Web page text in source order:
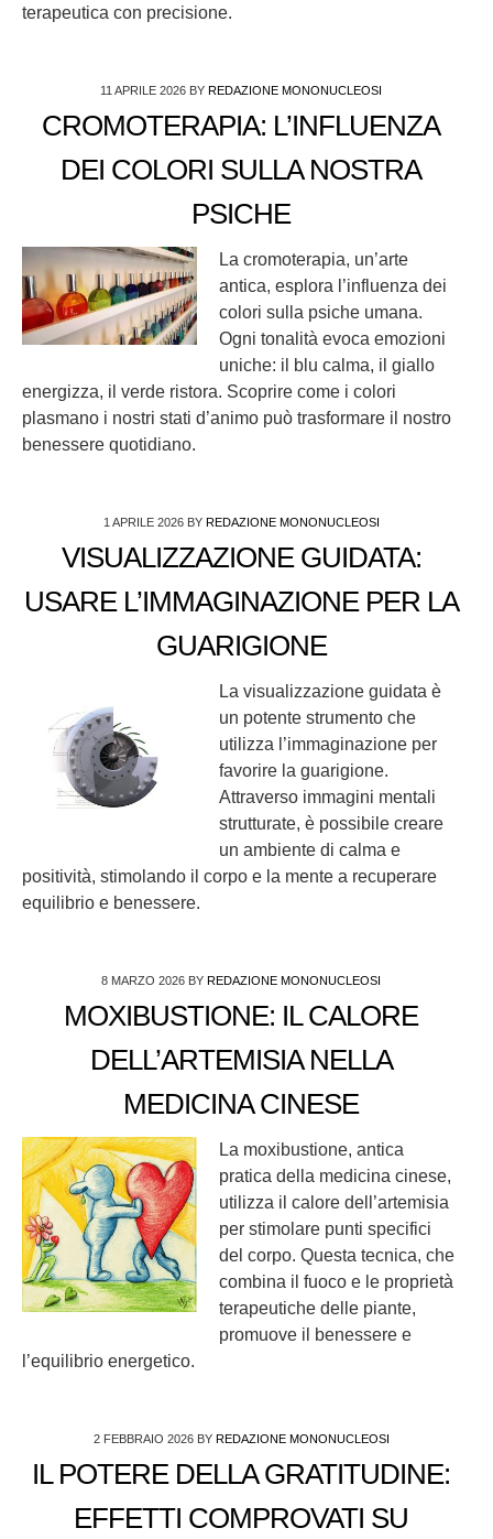
terapeutica con precisione.
11 APRILE 2026 BY REDAZIONE MONONUCLEOSI
CROMOTERAPIA: L’INFLUENZA
DEI COLORI SULLA NOSTRA
PSICHE
La cromoterapia, un’arte
antica, esplora l’influenza dei
colori sulla psiche umana.
Ogni tonalità evoca emozioni
uniche: il blu calma, il giallo
energizza, il verde ristora. Scoprire come i colori
plasmano i nostri stati d’animo può trasformare il nostro
benessere quotidiano.
1 APRILE 2026BY REDAZIONE MONONUCLEOSI
VISUALIZZAZIONE GUIDATA:
USARE L’IMMAGINAZIONE PER LA
GUARIGIONE
La visualizzazione guidata è
un potente strumento che
utilizza l’immaginazione per
favorire la guarigione.
Attraverso immagini mentali
strutturate, è possibile creare
un ambiente di calma e
positività, stimolando il corpo e la mente a recuperare
equilibrio e benessere.
8 MARZO 2026 BY REDAZIONE MONONUCLEOSI
MOXIBUSTIONE: IL CALORE
DELL’ARTEMISIA NELLA
MEDICINA CINESE
La moxibustione, antica
pratica della medicina cinese,
utilizza il calore dell’artemisia
per stimolare punti specifici
del corpo. Questa tecnica, che
combina il fuoco e le proprietà
terapeutiche delle piante,
promuove il benessere e
l’equilibrio energetico.
2 FEBBRAIO 2026BY REDAZIONE MONONUCLEOSI
IL POTERE DELLA GRATITUDINE:
EFFETTI COMPROVATI SU